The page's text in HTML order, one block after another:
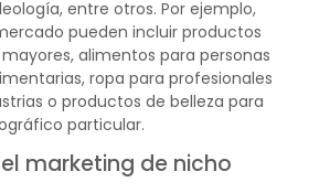
entre otros. Por ejemplo,
pueden incluir productos
alimentos para personas
ropa para profesionales
o productos de belleza para
particular.
marketing de nicho